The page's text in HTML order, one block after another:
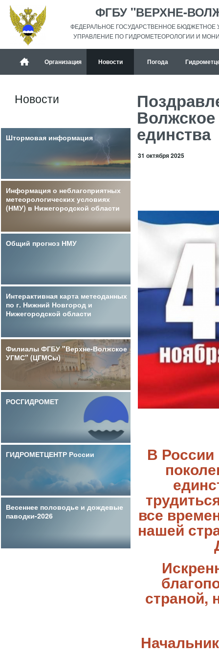
ФГБУ "ВЕРХНЕ-
ФЕДЕРАЛЬНОЕ ГОСУДАРСТВЕННОЕ
УПРАВЛЕНИЕ ПО ГИДРОМЕТЕОРОЛОГИИ И
Организация Новости Погода
единства
31 октября 2025
В России
все
нашей
страной,
Новости
Штормовая информация
Информация о неблагоприятных
метеорологических условиях
(НМУ) в Нижегородской области
Общий прогноз НМУ
Интерактивная карта метеоданных
по г. Нижний Новгород и
Нижегородской области
Филиалы ФГБУ "Верхне-Волжское
УГМС" (ЦГМСы)
РОСГИДРОМЕТ
ГИДРОМЕТЦЕНТР России
Весеннее половодье и дождевые
паводки-2026